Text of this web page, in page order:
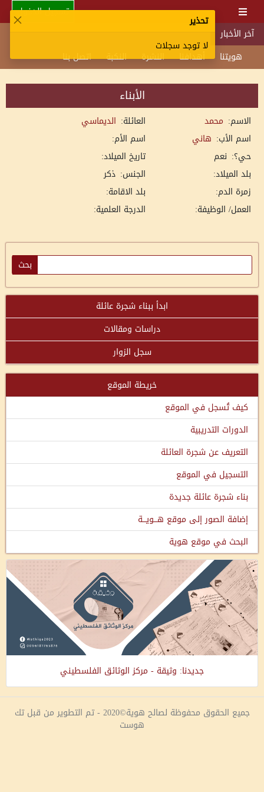
تسجيل الدخول
آخر الأخبار
هويتنا
أهدافنا النشرة النكبة اتصل بنا
الأبناء
الاسم: محمد العائلة: الديماسي
اسم الأب: هاني
اسم الأم:
حي؟: نعم
تاريخ الميلاد:
بلد الميلاد:
الجنس: ذكر
زمرة الدم:
بلد الاقامة:
العمل/ الوظيفة:
الدرجة العلمية:
ابدأ ببناء شجرة عائلة
دراسات ومقالات
سجل الزوار
خريطة الموقع
كيف تُسجل في الموقع
الدورات التدريبية
التعريف عن شجرة العائلة
التسجيل في الموقع
بناء شجرة عائلة جديدة
إضافة الصور إلى موقع هـــويـــة
البحث في موقع هوية
جديدنا: وثيقة - مركز الوثائق الفلسطيني
جميع الحقوق محفوظة لصالح هوية©2020 - تم التطوير من قبل تك
هوست
تحذير
لا توجد سجلات